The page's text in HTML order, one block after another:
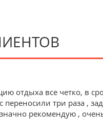
отдыха все четко, в
три раза ,
рекомендую ,